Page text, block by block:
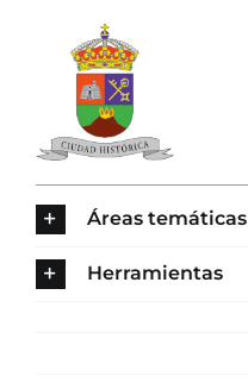
contenido
Áreas temáticas
Herramientas